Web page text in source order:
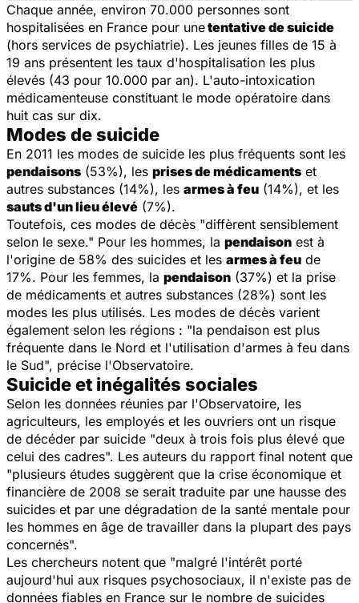
Chaque année, environ 70.000 personnes sont
hospitalisées en France pour unetentative de suicide
(hors services de psychiatrie). Les jeunes filles de 15 à
19 ans présentent les taux d'hospitalisation les plus
élevés (43 pour 10.000 par an). L'auto-intoxication
médicamenteuse constituant le mode opératoire dans
huit cas sur dix.
Modes de suicide
En 2011 les modes de suicide les plus fréquents sont les
pendaisons (53%), les prises de médicaments et
autres substances (14%), les armes à feu (14%), et les
sauts d'un lieu élevé (7%).
Toutefois, ces modes de décès "diffèrent sensiblement
selon le sexe." Pour les hommes, la pendaison est à
l'origine de 58% des suicides et les armes à feu de
17%. Pour les femmes, la pendaison (37%) et la prise
de médicaments et autres substances (28%) sont les
modes les plus utilisés. Les modes de décès varient
également selon les régions : "la pendaison est plus
fréquente dans le Nord et l'utilisation d'armes à feu dans
le Sud", précise l'Observatoire.
Suicide et inégalités sociales
Selon les données réunies par l'Observatoire, les
agriculteurs, les employés et les ouvriers ont un risque
de décéder par suicide "deux à trois fois plus élevé que
celui des cadres". Les auteurs du rapport final notent que
"plusieurs études suggèrent que la crise économique et
financière de 2008 se serait traduite par une hausse des
suicides et par une dégradation de la santé mentale pour
les hommes en âge de travailler dans la plupart des pays
concernés".
Les chercheurs notent que "malgré l'intérêt porté
aujourd'hui aux risques psychosociaux, il n'existe pas de
données fiables en France sur le nombre de suicides